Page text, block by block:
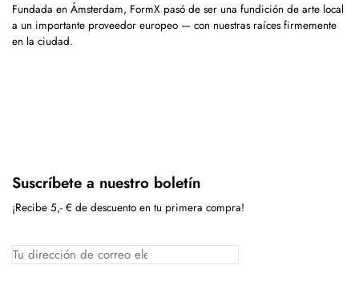
Fundada en Ámsterdam, FormX pasó de ser una fundición de arte local
a un importante proveedor europeo — con nuestras raíces firmemente
en la ciudad.
Suscríbete a nuestro boletín
¡Recibe 5,- € de descuento en tu primera compra!